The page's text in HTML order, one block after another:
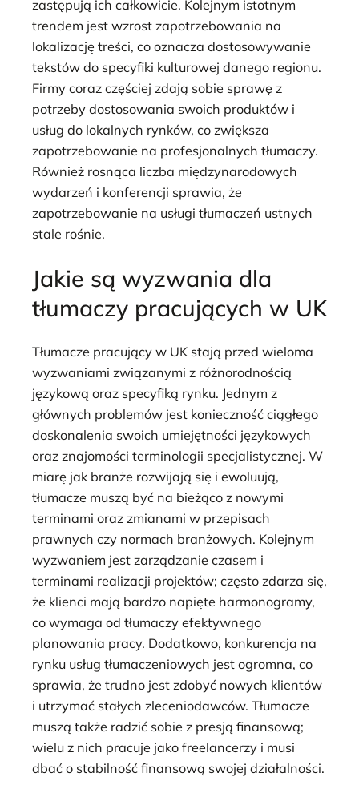
zastępują ich całkowicie. Kolejnym istotnym
trendem jest wzrost zapotrzebowania na
lokalizację treści, co oznacza dostosowywanie
tekstów do specyfiki kulturowej danego regionu.
Firmy coraz częściej zdają sobie sprawę z
potrzeby dostosowania swoich produktów i
usług do lokalnych rynków, co zwiększa
zapotrzebowanie na profesjonalnych tłumaczy.
Również rosnąca liczba międzynarodowych
wydarzeń i konferencji sprawia, że
zapotrzebowanie na usługi tłumaczeń ustnych
stale rośnie.
Jakie są wyzwania dla
tłumaczy pracujących w UK
Tłumacze pracujący w UK stają przed wieloma
wyzwaniami związanymi z różnorodnością
językową oraz specyfiką rynku. Jednym z
głównych problemów jest konieczność ciągłego
doskonalenia swoich umiejętności językowych
oraz znajomości terminologii specjalistycznej. W
miarę jak branże rozwijają się i ewoluują,
tłumacze muszą być na bieżąco z nowymi
terminami oraz zmianami w przepisach
prawnych czy normach branżowych. Kolejnym
wyzwaniem jest zarządzanie czasem i
terminami realizacji projektów; często zdarza się,
że klienci mają bardzo napięte harmonogramy,
co wymaga od tłumaczy efektywnego
planowania pracy. Dodatkowo, konkurencja na
rynku usług tłumaczeniowych jest ogromna, co
sprawia, że trudno jest zdobyć nowych klientów
i utrzymać stałych zleceniodawców. Tłumacze
muszą także radzić sobie z presją finansową;
wielu z nich pracuje jako freelancerzy i musi
dbać o stabilność finansową swojej działalności.